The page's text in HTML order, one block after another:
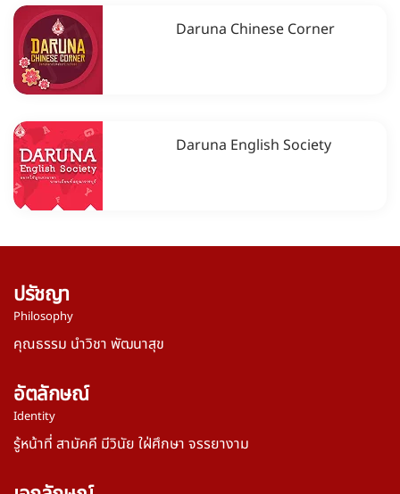
Daruna Chinese Corner
Daruna English Society
ปรัชญา
Philosophy
คุณธรรม นำวิชา พัฒนาสุข
อัตลักษณ์
Identity
รู้หน้าที่ สามัคคี มีวินัย ใฝ่ศึกษา จรรยางาม